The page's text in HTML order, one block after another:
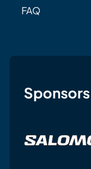
FAQ
Sponsors